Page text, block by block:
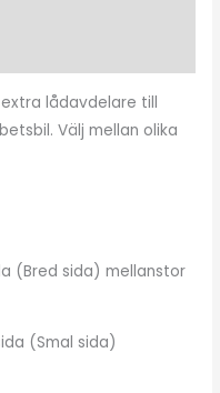
lådavdelare till
Välj mellan olika
(Bred sida) mellanstor
(Smal sida)